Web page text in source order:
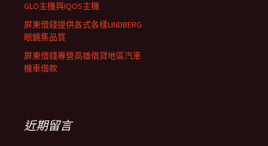
GLO主機與IQOS主機
屏東借錢提供各式各樣LINDBERG
眼鏡集品質
屏東借錢專營高雄借貸地區汽車
機車借款
近期留言